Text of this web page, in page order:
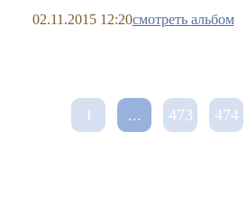
02.11.2015 12:20смотреть альбом
1 ... 473 474